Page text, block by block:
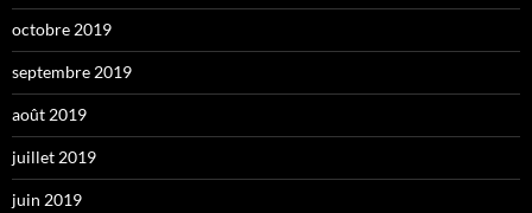
octobre 2019
septembre 2019
août 2019
juillet 2019
juin 2019